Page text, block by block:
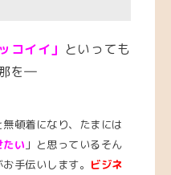
コイイ」 といっても
を―
頓着になり、たまには
たい 」と思っているそん
手伝いします。 ビジネ